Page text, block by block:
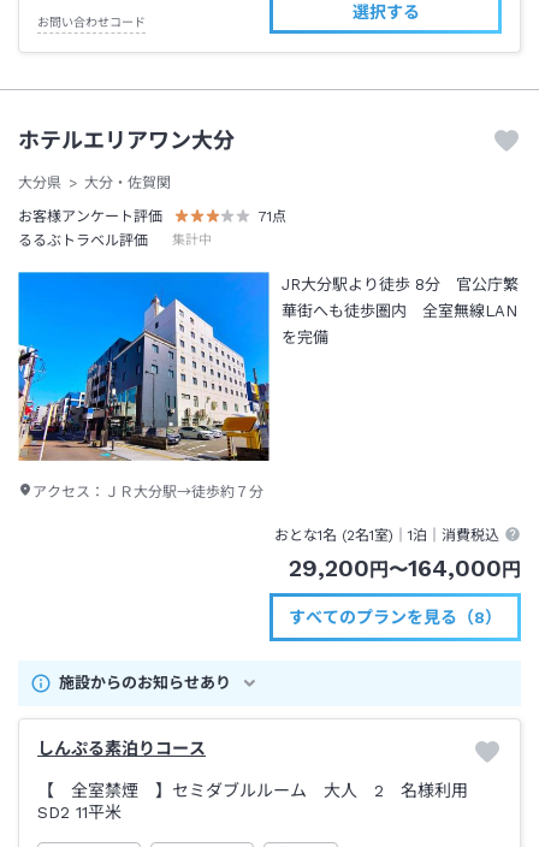
お問い合わせコード
選択する
ホテルエリアワン大分
大分県
大分・佐賀関
お客様アンケート評価
71点
るるぶトラベル評価
集計中
JR大分駅より徒歩 8分 官公庁繁
華街へも徒歩圏内 全室無線LAN
を完備
アクセス： ＪＲ大分駅→徒歩約７分
おとな1名 (2名1室)｜1泊 ｜消費税込
29,200円〜164,000円
すべてのプランを見る（8）
施設からのお知らせあり
しんぷる素泊りコース
【 全室禁煙 】セミダブルルーム 大人 2 名様利用
SD2 11平米